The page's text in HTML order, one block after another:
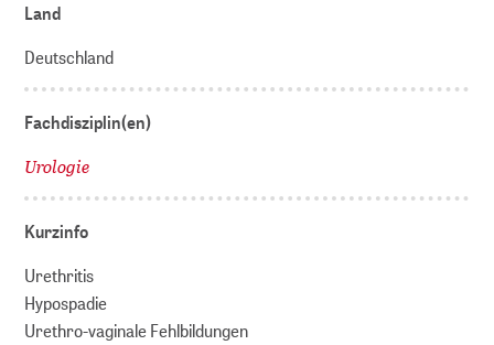
Land
Deutschland
Fachdisziplin(en)
Urologie
Kurzinfo
Urethritis
Hypospadie
Urethro-vaginale Fehlbildungen